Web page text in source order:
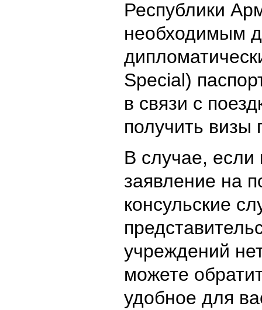
Республики
необходимым
Special)
в связи с
получить
В случае,
заявление на
консульские
учреждений
можете
удобное для